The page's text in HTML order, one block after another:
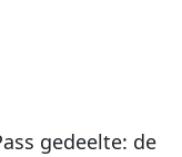
gedeelte: de